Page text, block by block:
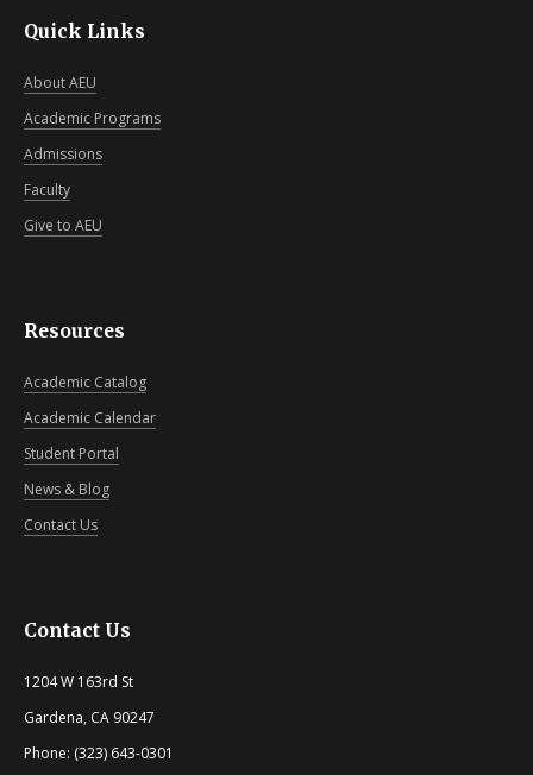
Quick Links
About AEU
Academic Programs
Admissions
Faculty
Give to AEU
Resources
Academic Catalog
Academic Calendar
Student Portal
News & Blog
Contact Us
Contact Us
1204 W 163rd St
Gardena, CA 90247
Phone: (323) 643-0301